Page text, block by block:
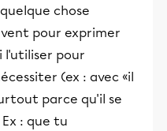
chose
pour exprimer
l'utiliser pour
(ex : avec «il
parce qu'il se
: que tu